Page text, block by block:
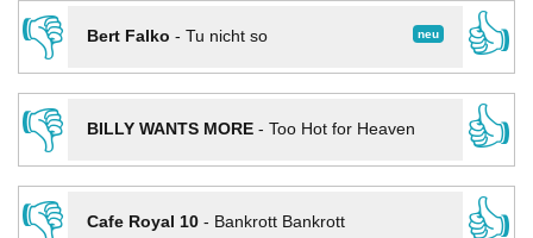
👎
neu
Bert Falko - Tu nicht so
👍
👎
BILLY WANTS MORE- Too Hot for Heaven
👍
👎
Cafe Royal 10- Bankrott Bankrott
👍